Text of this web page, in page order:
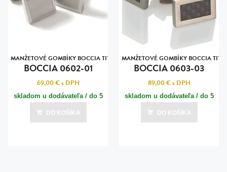
MANŽETOVÉ GOMBÍKY BOCCIA TITANIUM
BOCCIA 0602-01
69,00 €s DPH
skladom u dodávateľa / do 5
dní
Posledná aktualizácia dnes o 10:00
DO KOŠÍKA
MANŽETOVÉ GOMBÍKY BOCCIA
BOCCIA 0603-03
89,00 €s DPH
skladom u dodávateľa / do 5
dní
Posledná aktualizácia dnes o 10:00
DO KOŠÍKA